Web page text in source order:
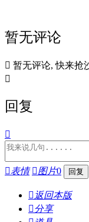
暂无评论
 暂无评论, 快来抢

回复

表情 图片0
 返回本版
分享